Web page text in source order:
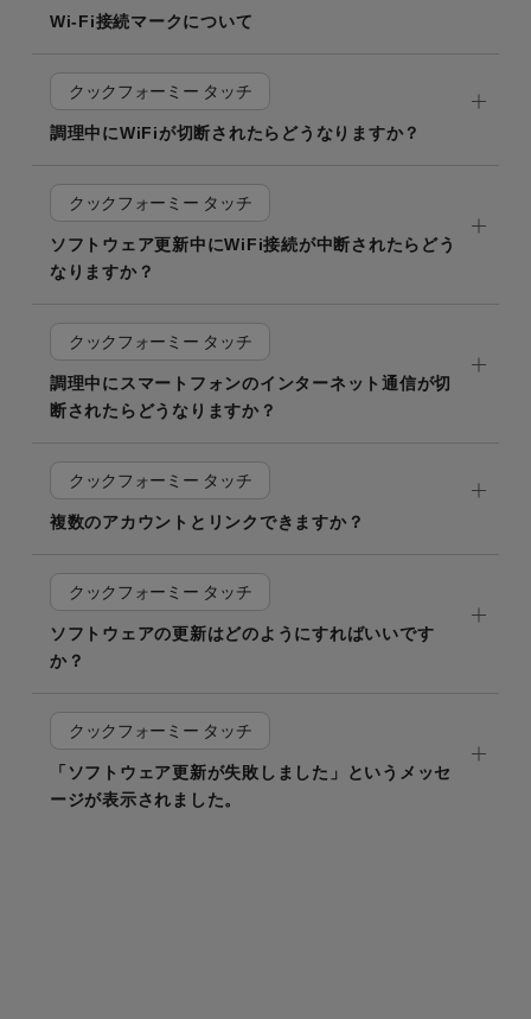
Wi-Fi接続マークについて
クックフォーミー タッチ
調理中にWiFiが切断されたらどうなりますか？
クックフォーミー タッチ
ソフトウェア更新中にWiFi接続が中断されたらどう
なりますか？
クックフォーミー タッチ
調理中にスマートフォンのインターネット通信が切
断されたらどうなりますか？
クックフォーミー タッチ
複数のアカウントとリンクできますか？
クックフォーミー タッチ
ソフトウェアの更新はどのようにすればいいです
か？
クックフォーミー タッチ
「ソフトウェア更新が失敗しました」というメッセ
ージが表示されました。